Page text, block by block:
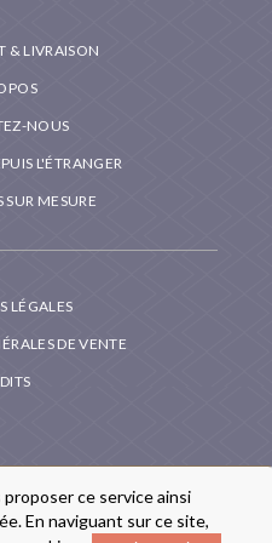
& LIVRAISON
NOUS
L'ÉTRANGER
MESURE
LÉGALES
DE VENTE
ce service ainsi
En naviguant sur ce site,